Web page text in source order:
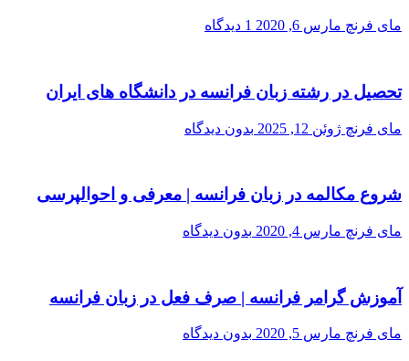
مای فرنچ مارس 6, 2020 1 دیدگاه
تحصیل در رشته زبان فرانسه در دانشگاه های ایران
مای فرنچ ژوئن 12, 2025 بدون دیدگاه
شروع مکالمه در زبان فرانسه | معرفی و احوالپرسی
مای فرنچ مارس 4, 2020 بدون دیدگاه
آموزش گرامر فرانسه | صرف فعل در زبان فرانسه
مای فرنچ مارس 5, 2020 بدون دیدگاه